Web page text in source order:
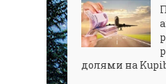
долями на